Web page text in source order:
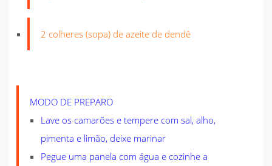
2 colheres (sopa) de azeite de dendê
MODO DE PREPARO
Lave os camarões e tempere com sal, alho,
pimenta e limão, deixe marinar
Pegue uma panela com água e cozinhe a